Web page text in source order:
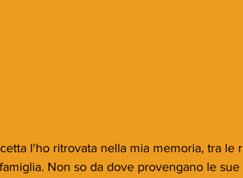
Non so da dove provengano le